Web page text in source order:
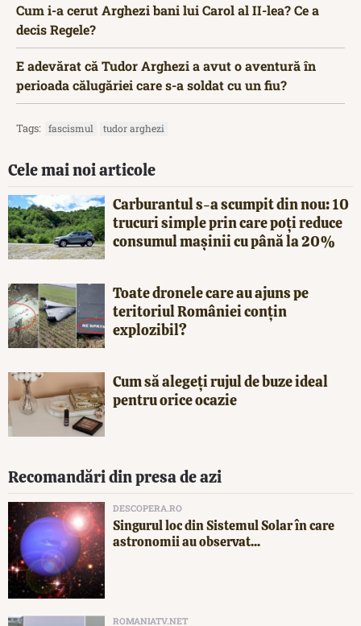
Cum i-a cerut Arghezi bani lui Carol al II-lea? Ce a
decis Regele?
E adevărat că Tudor Arghezi a avut o aventură în
perioada călugăriei care s-a soldat cu un fiu?
Tags: fascismul tudor arghezi
Cele mai noi articole
Carburantul s-a scumpit din nou: 10
trucuri simple prin care poți reduce
consumul mașinii cu până la 20%
Toate dronele care au ajuns pe
teritoriul României conțin
explozibil?
Cum să alegeți rujul de buze ideal
pentru orice ocazie
Recomandări din presa de azi
DESCOPERA.RO
Singurul loc din Sistemul Solar în care
astronomii au observat...
ROMANIATV.NET